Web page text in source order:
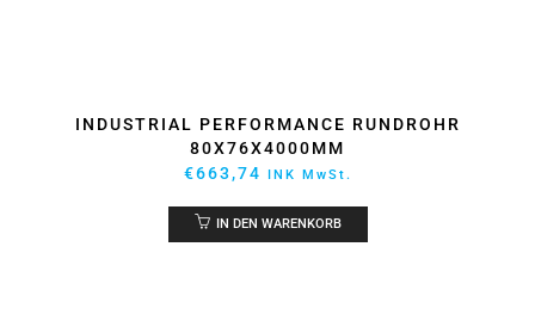
INDUSTRIAL PERFORMANCE RUNDROHR
80X76X4000MM
€663,74 INK MwSt.
IN DEN WARENKORB